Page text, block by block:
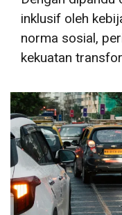
inklusif oleh
norma sosial,
kekuatan